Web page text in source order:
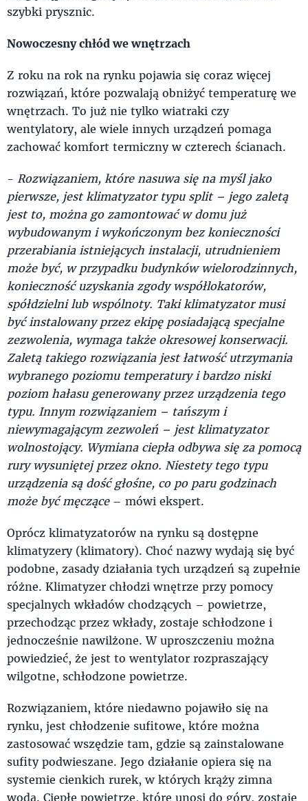
szybki prysznic.
Nowoczesny chłód we wnętrzach
Z roku na rok na rynku pojawia się coraz więcej
rozwiązań, które pozwalają obniżyć temperaturę we
wnętrzach. To już nie tylko wiatraki czy
wentylatory, ale wiele innych urządzeń pomaga
zachować komfort termiczny w czterech ścianach.
- Rozwiązaniem, które nasuwa się na myśl jako
pierwsze, jest klimatyzator typu split – jego zaletą
jest to, można go zamontować w domu już
wybudowanym i wykończonym bez konieczności
przerabiania istniejących instalacji, utrudnieniem
może być, w przypadku budynków wielorodzinnych,
konieczność uzyskania zgody współlokatorów,
spółdzielni lub wspólnoty. Taki klimatyzator musi
być instalowany przez ekipę posiadającą specjalne
zezwolenia, wymaga także okresowej konserwacji.
Zaletą takiego rozwiązania jest łatwość utrzymania
wybranego poziomu temperatury i bardzo niski
poziom hałasu generowany przez urządzenia tego
typu. Innym rozwiązaniem – tańszym i
niewymagającym zezwoleń – jest klimatyzator
wolnostojący. Wymiana ciepła odbywa się za pomocą
rury wysuniętej przez okno. Niestety tego typu
urządzenia są dość głośne, co po paru godzinach
może być męczące– mówi ekspert.
Oprócz klimatyzatorów na rynku są dostępne
klimatyzery (klimatory). Choć nazwy wydają się być
podobne, zasady działania tych urządzeń są zupełnie
różne. Klimatyzer chłodzi wnętrze przy pomocy
specjalnych wkładów chodzących – powietrze,
przechodząc przez wkłady, zostaje schłodzone i
jednocześnie nawilżone. W uproszczeniu można
powiedzieć, że jest to wentylator rozpraszający
wilgotne, schłodzone powietrze.
Rozwiązaniem, które niedawno pojawiło się na
rynku, jest chłodzenie sufitowe, które można
zastosować wszędzie tam, gdzie są zainstalowane
sufity podwieszane. Jego działanie opiera się na
systemie cienkich rurek, w których krąży zimna
woda. Ciepłe powietrze, które unosi do góry, zostaje